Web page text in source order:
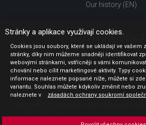
Our history (EN)
UŽITEČNÉ
Jak nakupovat
Obchodní podmínky
GDPR - ochrana osobních údajů
Profil zadavatele
Sdělení před uzavřením kupní smlouvy
Stránky a aplikace využívají cookies.
Cookies jsou soubory, které se ukládají ve vašem
stránky, díky nim můžeme snadněji identifikovat
webovými stránkami, vstřícněji s vámi
chování nebo cílit marketingové aktivity. Typy
informace naleznete popsané níže, můžete si
variantu. Souhlas můžete kdykoliv změnit nebo
naleznete v
zásadách ochrany soukromí